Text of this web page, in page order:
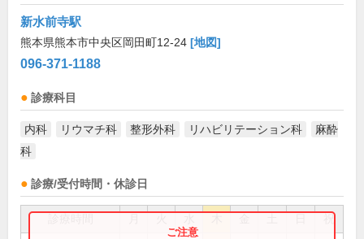
新水前寺駅
熊本県熊本市中央区岡田町12-24 [地図]
096-371-1188
診療科目
内科 リウマチ科 整形外科 リハビリテーション科
麻酔
科
診療/受付時間・休診日
祝